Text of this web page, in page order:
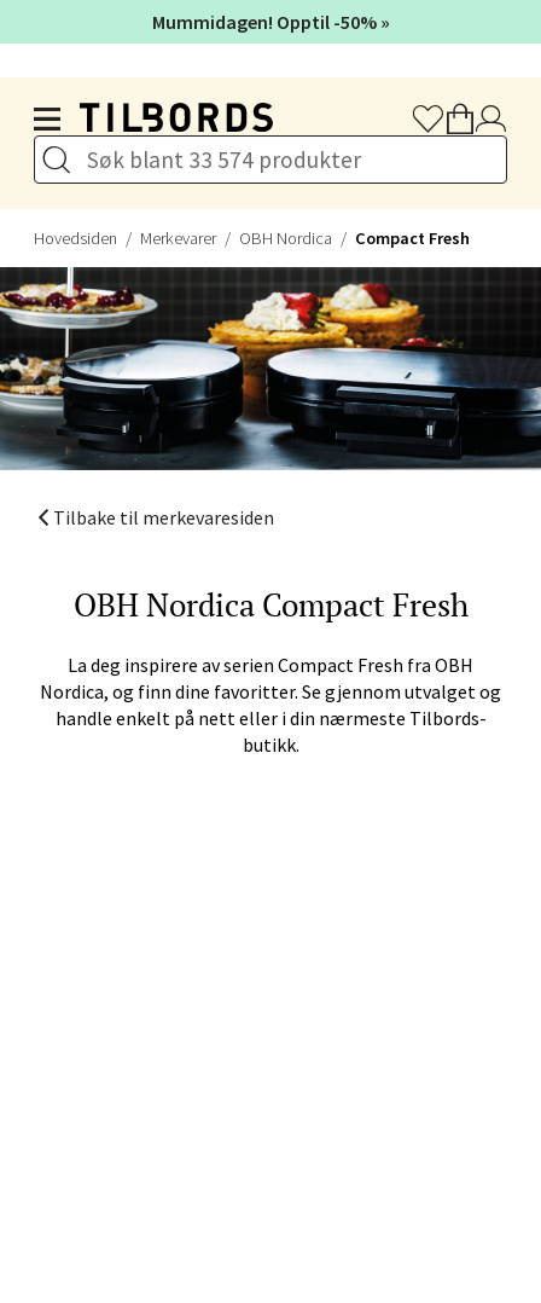
Hovedsiden Merkevarer OBH Nordica Compact Fresh
Tilbake til merkevaresiden
OBH Nordica Compact Fresh
La deg inspirere av serien Compact Fresh fra OBH
Nordica, og finn dine favoritter. Se gjennom utvalget og
handle enkelt på nett eller i din nærmeste Tilbords-
butikk.
Mummidagen! Opptil -50% »
Velg
Drammen - Gulskogen
Gulskogen Senter, 3048 Drammen
Åpent i dag 10-21
Velg
Stavanger og Sandnes -
Lars Hertervigs gate 6, 4005 Stavanger
Velg